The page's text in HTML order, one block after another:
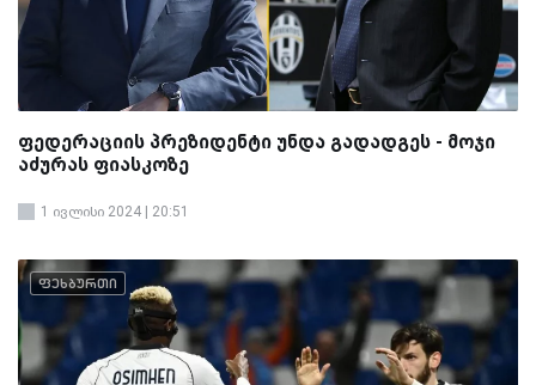
ფედერაციის პრეზიდენტი უნდა გადადგეს - მოჯი
აძურას ფიასკოზე
1 ივლისი 2024 | 20:51
ფეხბურთი